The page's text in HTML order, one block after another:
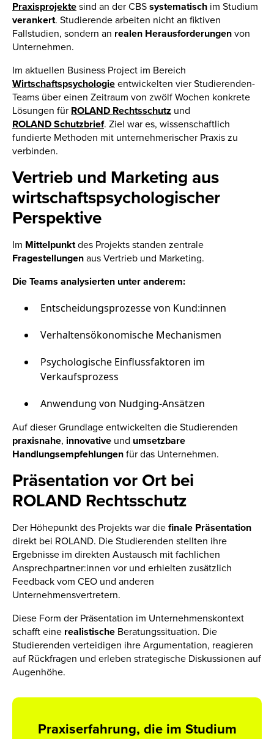
Praxisprojekte sind an der CBS systematisch im Studium
verankert. Studierende arbeiten nicht an fiktiven
Fallstudien, sondern an realen Herausforderungen von
Unternehmen.
Im aktuellen Business Project im Bereich
Wirtschaftspsychologie entwickelten vier Studierenden-
Teams über einen Zeitraum von zwölf Wochen konkrete
Lösungen für ROLAND Rechtsschutz und
ROLAND Schutzbrief. Ziel war es, wissenschaftlich
fundierte Methoden mit unternehmerischer Praxis zu
verbinden.
Vertrieb und Marketing aus
wirtschaftspsychologischer
Perspektive
Im Mittelpunktdes Projekts standen zentrale
Fragestellungen aus Vertrieb und Marketing.
Die Teams analysierten unter anderem:
Entscheidungsprozesse von Kund:innen
Verhaltensökonomische Mechanismen
Psychologische Einflussfaktoren im
Verkaufsprozess
Anwendung von Nudging-Ansätzen
Auf dieser Grundlage entwickelten die Studierenden
praxisnahe, innovative und umsetzbare
Handlungsempfehlungen für das Unternehmen.
Präsentation vor Ort bei
ROLAND Rechtsschutz
Der Höhepunkt des Projekts war die finale Präsentation
direkt bei ROLAND. Die Studierenden stellten ihre
Ergebnisse im direkten Austausch mit fachlichen
Ansprechpartner:innen vor und erhielten zusätzlich
Feedback vom CEO und anderen
Unternehmensvertretern.
Diese Form der Präsentation im Unternehmenskontext
schafft eine realistische Beratungssituation. Die
Studierenden verteidigen ihre Argumentation, reagieren
auf Rückfragen und erleben strategische Diskussionen auf
Augenhöhe.
Praxiserfahrung, die im Studium